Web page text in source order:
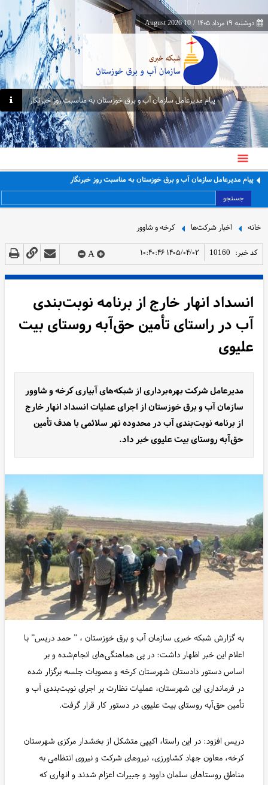
دوشنبه ۱۹ مرداد ۱۴۰۵ /
10 August 2026
پیام مدیرعامل سازمان آب و برق خوزستان به مناسبت روز خبرنگار
پیام مدیرعامل سازمان آب و برق خوزستان به مناسبت روز خبرنگار
جستجو
خانه اخبار شرکت‌ها کرخه و شاوور
کد خبر: 10160 ۱۴۰۵/۰۴/۰۲ ۱۰:۴۰:۴۶ A
انسداد انهار خارج از برنامه نوبت‌بندی
آب در راستای تأمین حق‌آبه روستای بیت
علیوی
مدیرعامل شرکت بهره‌برداری از شبکه‌های آبیاری کرخه و شاوور
سازمان آب و برق خوزستان از اجرای عملیات انسداد انهار خارج
از برنامه نوبت‌بندی آب در محدوده نهر سلائمی با هدف تأمین
حق‌آبه روستای بیت علیوی خبر داد.
به گزارش شبکه خبری سازمان آب و برق خوزستان ، ” حمد دریس” با
اعلام این خبر اظهار داشت: در پی هماهنگی‌های انجام‌شده و بر
اساس دستور دادستان شهرستان کرخه و مصوبات جلسه برگزار شده
در فرمانداری این شهرستان، عملیات نظارت بر اجرای نوبت‌بندی آب و
تأمین حق‌آبه روستای بیت علیوی در دستور کار قرار گرفت.
دریس افزود: در این راستا، اکیپی متشکل از بخشدار مرکزی شهرستان
کرخه، معاون جهاد کشاورزی، نیروهای شرکت و نیروی انتظامی به
مناطق روستاهای سلمان داوود و جبیرات اعزام شدند و انهاری که